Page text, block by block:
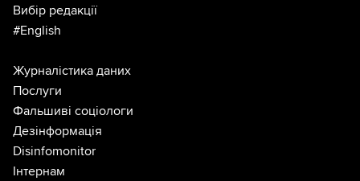
Вибір редакції
#English
Журналістика даних
Послуги
Фальшиві соціологи
Дезінформація
Disinfomonitor
Інтернам